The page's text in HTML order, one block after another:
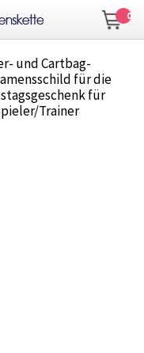
0
und Cartbag-
für die
für
Trainer